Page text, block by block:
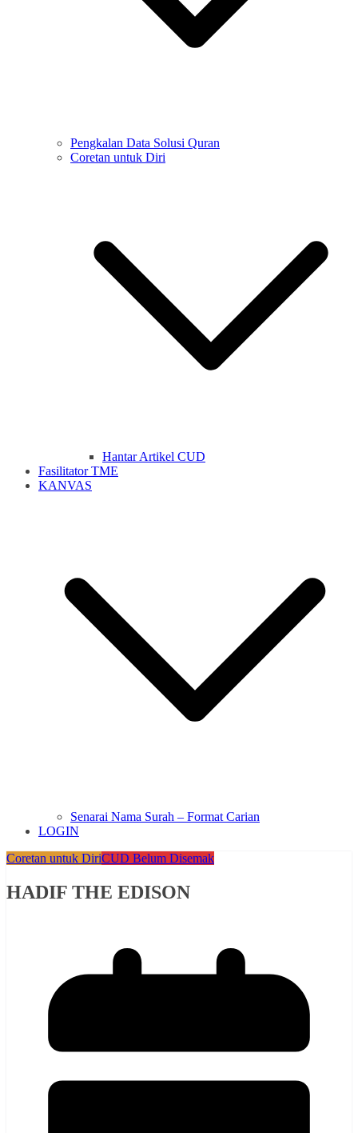
Pengkalan Data Solusi Quran
Coretan untuk Diri
Hantar Artikel CUD
Fasilitator TME
KANVAS
Senarai Nama Surah – Format Carian
LOGIN
Coretan untuk DiriCUD Belum Disemak
HADIF THE EDISON